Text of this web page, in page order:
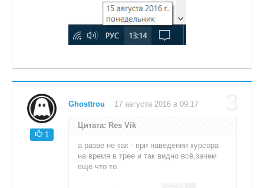
1
Ghosttrou 17 августа 2016 в 09:17
Цитата: Res Vik
а разве не так - при наведении курсора
на время в трее и так видно всё,зачем
ещё что то.